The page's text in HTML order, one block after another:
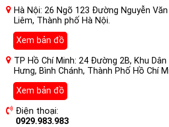
Hà Nội: 26 Ngõ 123 Đường Nguyễn
Liêm, Thành phố Hà Nội.
Xem bản đồ
TP Hồ Chí Minh: 24 Đường 2B, Khu
Hưng, Bình Chánh, Thành Phố Hồ Chí
Xem bản đồ
Điện thoại:
0929.983.983